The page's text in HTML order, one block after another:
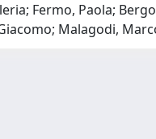
Fermo, Paola;
Malagodi,